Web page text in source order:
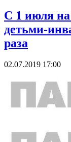
С 1 июля на
детьми-
раза
02.07.2019 17:00